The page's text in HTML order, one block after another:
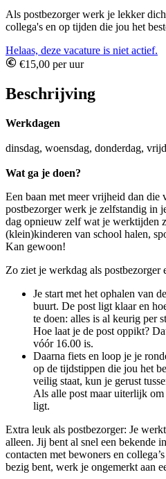
Als postbezorger werk je lekker
collega's en op tijden die jou het
Helaas, deze vacature is niet actief.
€15,00 per uur
Beschrijving
Werkdagen
dinsdag, woensdag, donderdag,
Wat ga je doen?
Een baan met meer vrijheid dan die
postbezorger werk je zelfstandig in
dag opnieuw zelf wat je werktijden
(klein)kinderen van school halen,
Kan gewoon!
Zo ziet je werkdag als postbezorger
Je start met het ophalen van
buurt. De post ligt klaar en
te doen: alles is al keurig per
Hoe laat je de post oppikt?
vóór 16.00 is.
Daarna fiets en loop je je
op de tijdstippen die jou het
veilig staat, kun je gerust
Als alle post maar uiterlijk
ligt.
Extra leuk als postbezorger: Je
alleen. Jij bent al snel een bekende
contacten met bewoners en
bezig bent, werk je ongemerkt aan